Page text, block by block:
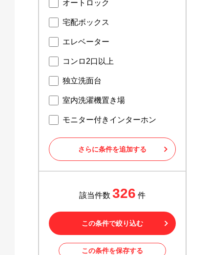
オートロック
宅配ボックス
エレベーター
コンロ2口以上
独立洗面台
室内洗濯機置き場
モニター付きインターホン
さらに条件を追加する
該当件数 326 件
この条件で絞り込む
この条件を保存する